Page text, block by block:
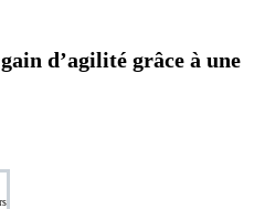
d’agilité grâce à une